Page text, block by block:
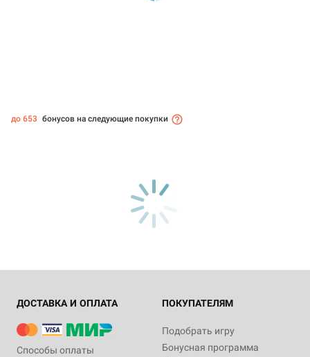
до 653 бонусов на следующие покупки
ДОСТАВКА И ОПЛАТА
Способы оплаты
ПОКУПАТЕЛЯМ
Подобрать игру
Бонусная программа